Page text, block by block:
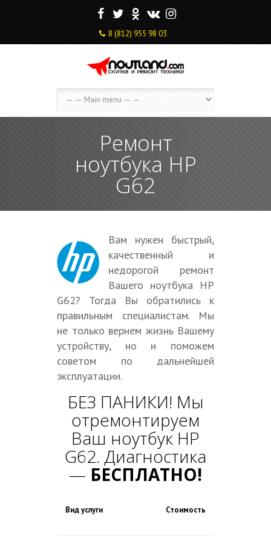
F T O V I
8 (812) 955 98 03
Ремонт
ноутбука HP
G62
Вам нужен быстрый,
качественный и
недорогой ремонт
Вашего ноутбука HP
G62? Тогда Вы обратились к
правильным специалистам. Мы
не только вернем жизнь Вашему
устройству, но и поможем
советом по дальнейшей
эксплуатации.
БЕЗ ПАНИКИ! Мы
отремонтируем
Ваш ноутбук HP
G62. Диагностика
— БЕСПЛАТНО!
Вид услуги Стоимость